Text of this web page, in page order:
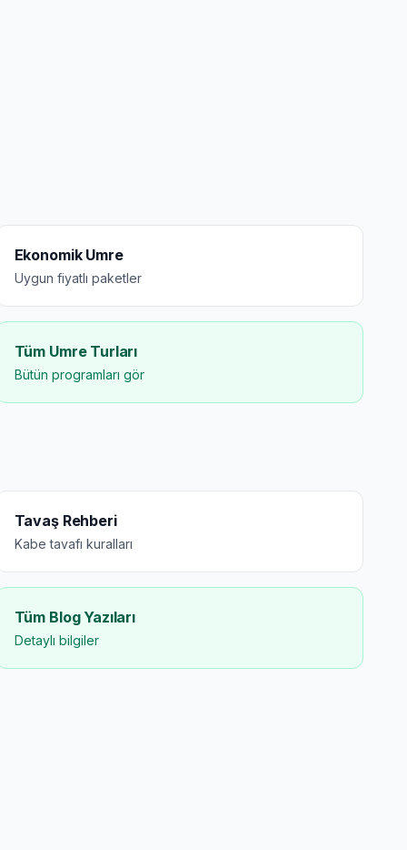
Ekonomik Umre
Uygun fiyatlı paketler
Tüm Umre Turları
Bütün programları gör
Tavaş Rehberi
Kabe tavafı kuralları
Tüm Blog Yazıları
Detaylı bilgiler